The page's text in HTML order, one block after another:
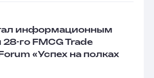
информационным
го FMCG Trade
«Успех на полках